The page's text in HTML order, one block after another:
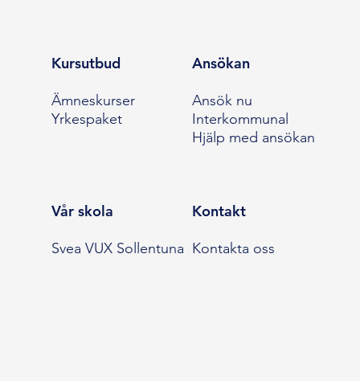
Kursutbud
Ämneskurser
Yrkespaket
Ansökan
Ansök nu
Interkommunal
Hjälp med ansökan
Vår skola
Svea VUX Sollentuna
Kontakt
Kontakta oss